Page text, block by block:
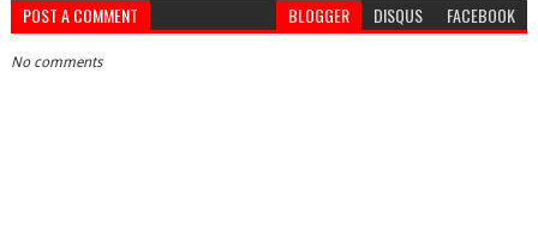
POST A COMMENT BLOGGER DISQUS FACEBOOK
No comments